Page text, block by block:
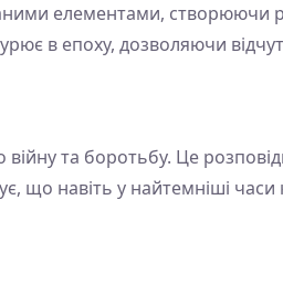
елементами, створюючи
в епоху, дозволяючи
та боротьбу. Це
що навіть у найтемніші